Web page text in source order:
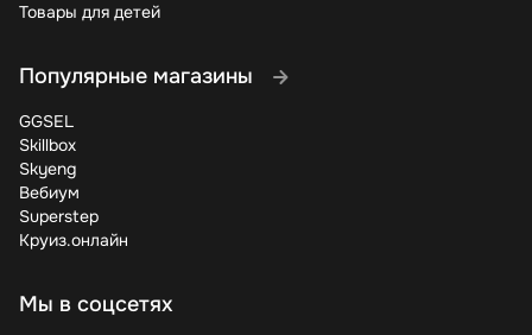
Товары для детей
Популярные магазины
GGSEL
Skillbox
Skyeng
Вебиум
Superstep
Круиз.онлайн
Мы в соцсетях